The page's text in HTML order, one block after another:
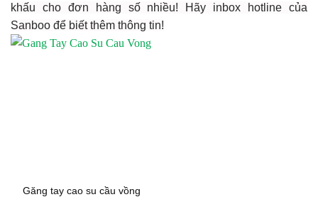
khấu cho đơn hàng số nhiều! Hãy inbox hotline của
Sanboo để biết thêm thông tin!
Găng tay cao su cầu vồng